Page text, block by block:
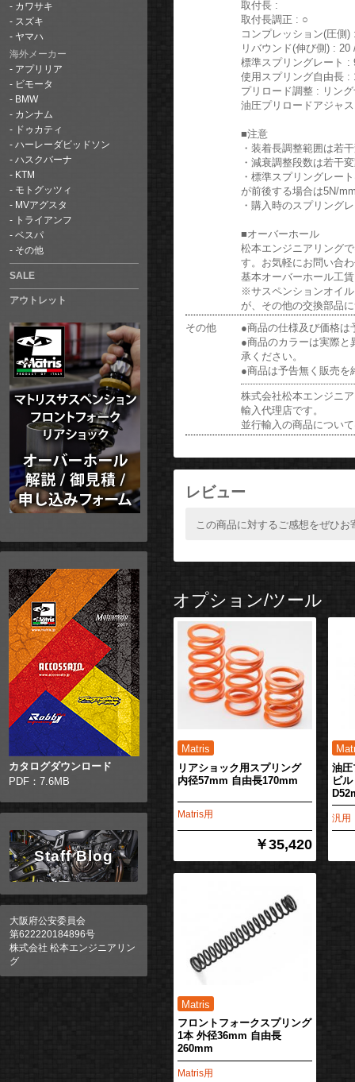
カワサキ
スズキ
ヤマハ
海外メーカー
アプリリア
ビモータ
BMW
カンナム
ドゥカティ
ハーレーダビッドソン
ハスクバーナ
KTM
モトグッツィ
MVアグスタ
トライアンフ
ベスパ
その他
SALE
アウトレット
カタログダウンロード
PDF：7.6MB
Staff Blog
大阪府公安委員会
第622220184896号
株式会社 松本エンジニアリン
グ
取付長 :
取付長調正 : ○
コンプレッション(圧側)
リバウンド(伸び側) : 20
標準スプリングレート :
使用スプリング自由長 :
プリロード調整 : リン
油圧プリロードアジャ
■注意
・装着長調整範囲は若
・減衰調整段数は若干
・標準スプリングレー
が前後する場合は5N/
・購入時のスプリング
■オーバーホール
松本エンジニアリング
す。お気軽にお問い合
基本オーバーホール工
※サスペンションオイ
が、その他の交換部品
その他
●商品の仕様及び価格は
●商品のカラーは実際と
承ください。
●商品は予告無く販売を
株式会社松本エンジニ
輸入代理店です。
並行輸入の商品につい
レビュー
この商品に対するご感想をぜひお
オプション/ツール
リアショック用スプリング
内径57mm 自由長170mm
Matris用
￥35,420
油圧
ビ
汎用
フロントフォークスプリング
1本 外径36mm 自由長
260mm
Matris用